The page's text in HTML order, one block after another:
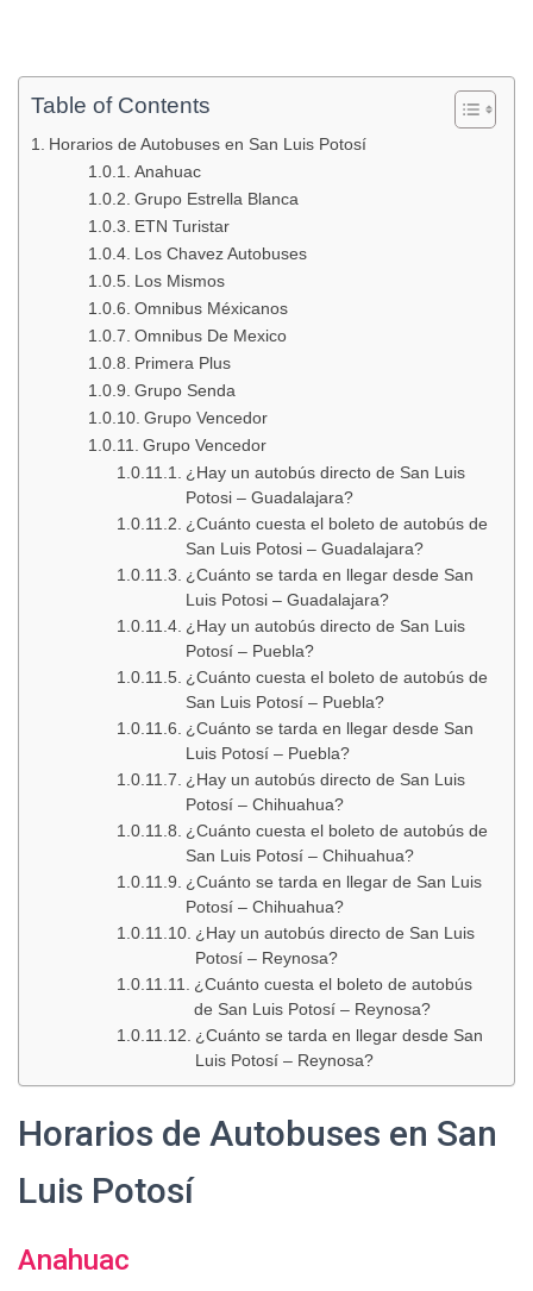
Table of Contents
Horarios de Autobuses en San Luis Potosí
Anahuac
Grupo Estrella Blanca
ETN Turistar
Los Chavez Autobuses
Los Mismos
Omnibus Méxicanos
Omnibus De Mexico
Primera Plus
Grupo Senda
Grupo Vencedor
Grupo Vencedor
¿Hay un autobús directo de San Luis
Potosi – Guadalajara?
¿Cuánto cuesta el boleto de autobús de
San Luis Potosi – Guadalajara?
¿Cuánto se tarda en llegar desde San
Luis Potosi – Guadalajara?
¿Hay un autobús directo de San Luis
Potosí – Puebla?
¿Cuánto cuesta el boleto de autobús de
San Luis Potosí – Puebla?
¿Cuánto se tarda en llegar desde San
Luis Potosí – Puebla?
¿Hay un autobús directo de San Luis
Potosí – Chihuahua?
¿Cuánto cuesta el boleto de autobús de
San Luis Potosí – Chihuahua?
¿Cuánto se tarda en llegar de San Luis
Potosí – Chihuahua?
¿Hay un autobús directo de San Luis
Potosí – Reynosa?
¿Cuánto cuesta el boleto de autobús
de San Luis Potosí – Reynosa?
¿Cuánto se tarda en llegar desde San
Luis Potosí – Reynosa?
Horarios de Autobuses en San
Luis Potosí
Anahuac